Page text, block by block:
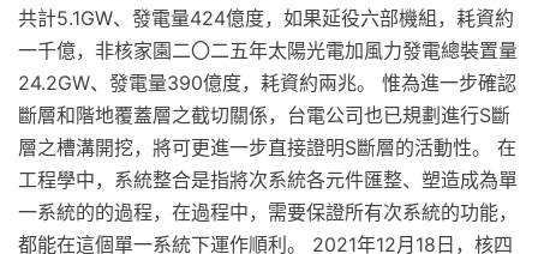
共計5.1GW、發電量424億度，如果延役六部機組，耗資約
一千億，非核家園二〇二五年太陽光電加風力發電總裝置量
24.2GW、發電量390億度，耗資約兩兆。 惟為進一步確認
斷層和階地覆蓋層之截切關係，台電公司也已規劃進行S斷
層之槽溝開挖，將可更進一步直接證明S斷層的活動性。 在
工程學中，系統整合是指將次系統各元件匯整、塑造成為單
一系統的的過程，在過程中，需要保證所有次系統的功能，
都能在這個單一系統下運作順利。 2021年12月18日，核四